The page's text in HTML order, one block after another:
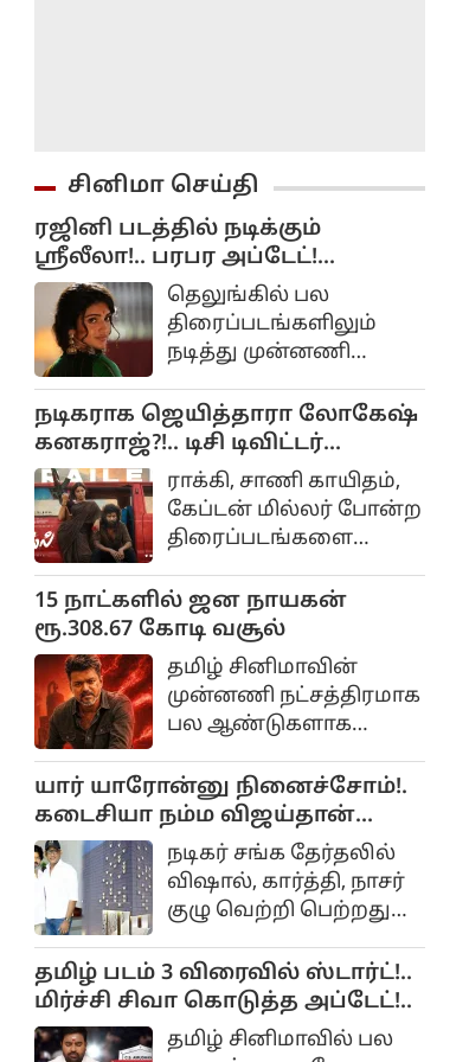
சினிமா செய்தி
ரஜினி படத்தில் நடிக்கும்
ஸ்ரீலீலா!.. பரபர அப்டேட்!...
தெலுங்கில் பல
திரைப்படங்களிலும்
நடித்து முன்னணி
மாறியிருப்பவர் ஸ்ரீலீலா.
பாலையா நடித்து சூப்பர்
ஹிட் அடித்த பகவந்த்
கேசரி படத்தில் ஸ்ரீலீலா
நடித்த வேடத்தில்தான்
தமிழில் மமிதா பைஜூ
நடித்திருந்தார்.
நடிகராக ஜெயித்தாரா லோகேஷ்
கனகராஜ்?!.. டிசி டிவிட்டர்
விமர்சனம்...ராக்கி, சாணி காயிதம்,
கேப்டன் மில்லர் போன்ற
திரைப்படங்களை
மாதேஸ்வரன்
இயக்கத்தில்
உருவாகியிருக்கும்
திரைப்படம்தான் டிசி.
இந்த படத்தில்
இயக்குனர் லோகேஷ்
கனகராஜ்
முதல்முறையாக
கதாநாயகனாக
நடித்திருக்கிறார்.
15 நாட்களில் ஜன நாயகன்
ரூ.308.67 கோடி வசூல்
தமிழ் சினிமாவின்
முன்னணி நட்சத்திரமாக
பல ஆண்டுகளாக
வரும் தளபதி விஜய்,
அரசியலில் முழுநேரமாக
கவனம் செலுத்தும்
யார் யாரோன்னு நினைச்சோம்!.
கடைசியா நம்ம விஜய்தான்
திறந்துவைப்பார்!. விஷால்
நெகிழ்ச்சி!..
நடிகர் சங்க தேர்தலில்
விஷால், கார்த்தி, நாசர்
குழு வெற்றி பெற்றதுமே
கட்டிடத்தை கட்டி
முடிப்போம்.
தமிழ் படம் 3 விரைவில் ஸ்டார்ட்!..
மிர்ச்சி சிவா கொடுத்த அப்டேட்!..
தமிழ் சினிமாவில் பல